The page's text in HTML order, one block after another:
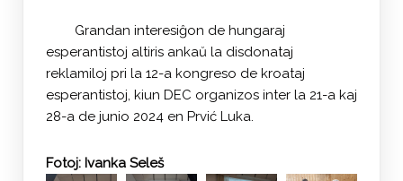
Grandan interesiĝon de hungaraj
esperantistoj altiris ankaŭ la disdonataj
reklamiloj pri la 12-a kongreso de kroataj
esperantistoj, kiun DEC organizos inter la 21-a kaj
28-a de junio 2024 en Prvić Luka.
Fotoj: Ivanka Seleš